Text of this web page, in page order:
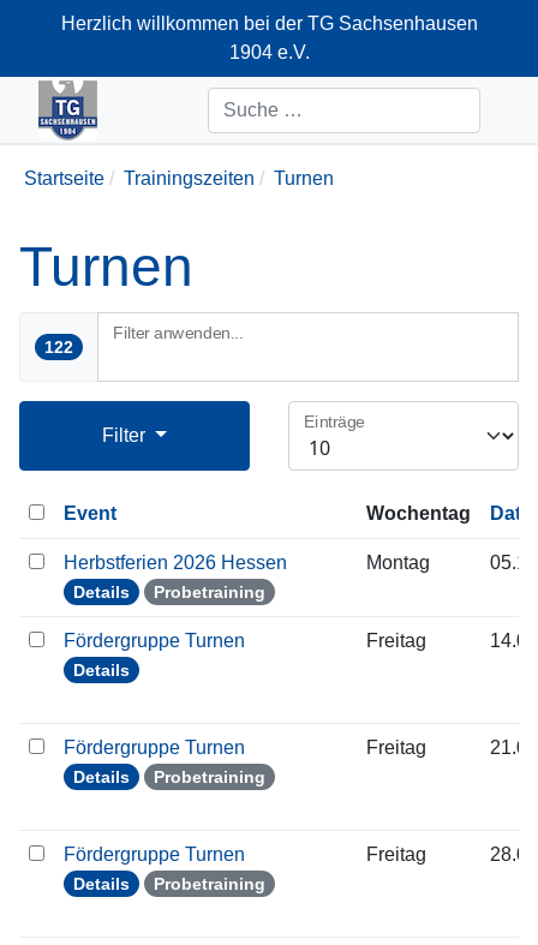
Herzlich willkommen bei der TG Sachsenhausen
1904 e.V.
+49-69-66374712
Suchen
Startseite Trainingszeiten Turnen
Turnen
122
Filter anwenden...
Filter
Einträge
Event Wochentag
Herbstferien 2026 Hessen
Details Probetraining
Montag
Fördergruppe Turnen
Details
Freitag
Fördergruppe Turnen
Details Probetraining
Freitag
Fördergruppe Turnen
Details Probetraining
Freitag